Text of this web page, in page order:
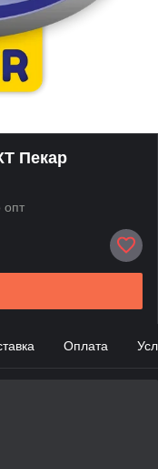
Пекар
опт
Оплата